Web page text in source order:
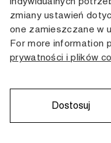
+48 505 166 958
Infolinia czynna
od poniedziałku do
zmiany ustawień
one zamieszczane w
For more information
prywatności i plików
Dostosuj